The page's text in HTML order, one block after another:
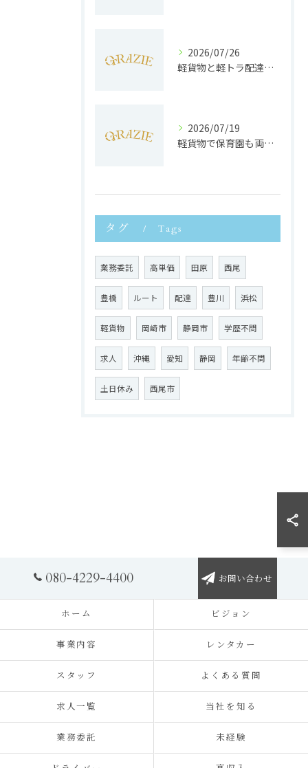
2026/07/26
軽貨物と軽トラ配達の収益実態と独立へのステップを徹底解説
2026/07/19
軽貨物で保育園も両立静岡県浜松市で子育てと働きやすさを実現する方法
タグ Tags
業務委託 高単価 田原 西尾
豊橋 ルート 配達 豊川 浜松
軽貨物 岡崎市 静岡市 学歴不問
求人 沖縄 愛知 静岡 年齢不問
土日休み 西尾市
080-4229-4400 お問い合わせ
ホーム ビジョン
事業内容 レンタカー
スタッフ よくある質問
求人一覧 当社を知る
業務委託 未経験